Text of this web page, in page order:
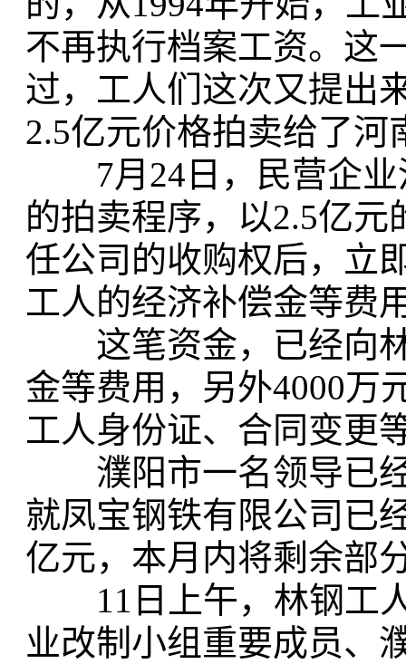
不再执行档案工资。这
过，工人们这次又提出
2.5亿元价格拍卖给了
7月24日，民营企业
的拍卖程序，以2.5亿
任公司的收购权后，立
工人的经济补偿金等费
这笔资金，已经向林
金等费用，另外4000万
工人身份证、合同变更
濮阳市一名领导已经
就凤宝钢铁有限公司已
亿元，本月内将剩余部
11日上午，林钢工人
业改制小组重要成员、